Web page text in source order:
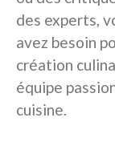
des experts,
avez besoin
création
équipe
cuisine.